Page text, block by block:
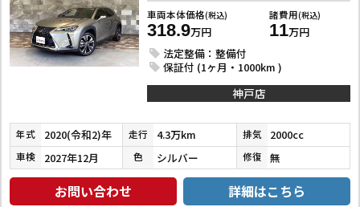
車両本体価格(税込)
318.9万円
諸費用(税込)
11万円
法定整備：整備付
保証付 (1ヶ月・1000km )
神戸店
年式 2020(令和2)年 走行 4.3万km 排気 2000cc
車検 2027年12月 色 シルバー 修復 無
お問い合わせ 詳細はこちら